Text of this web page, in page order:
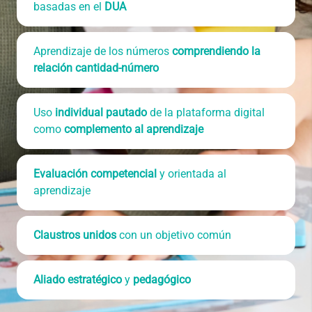
basadas en el DUA
Aprendizaje de los números comprendiendo la
relación cantidad-número
Uso individual pautado de la plataforma digital
como complemento al aprendizaje
Evaluación competencial y orientada al
aprendizaje
Claustros unidos con un objetivo común
Aliado estratégico y pedagógico